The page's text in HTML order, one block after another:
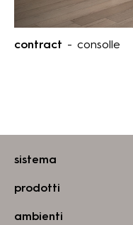
contract - consolle
sistema
prodotti
ambienti